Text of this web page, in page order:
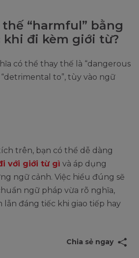
“harmful” bằng
khi đi kèm giới từ?
có thể thay thế là “dangerous
“detrimental to”, tùy vào ngữ
trên, bạn có thể dễ dàng
với giới từ gì và áp dụng
ngữ cảnh. Việc hiểu đúng sẽ
ngữ pháp vừa rõ nghĩa,
đáng tiếc khi giao tiếp hay
Chia sẻ ngay